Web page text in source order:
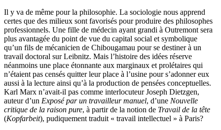
Il y va de même pour la philosophie. La sociologie nous apprend
certes que des milieux sont favorisés pour produire des philosophes
professionnels. Une fille de médecin ayant grandi à Outremont sera
plus avantagée du point de vue du capital social et symbolique
qu’un fils de mécanicien de Chibougamau pour se destiner à un
travail doctoral sur Leibnitz. Mais l’histoire des idées réserve
néanmoins une place étonnante aux marginaux et prolétaires qui
n’étaient pas censés quitter leur place à l’usine pour s’adonner eux
aussi à la lecture ainsi qu’à la production de pensées conceptuelles.
Karl Marx n’avait-il pas comme interlocuteur Joseph Dietzgen,
auteur d’un Exposé par un travailleur manuel, d’une Nouvelle
critique de la raison pure, à partir de la notion de Travail de la tête
(Kopfarbeit), pudiquement traduit « travail intellectuel » à Paris?